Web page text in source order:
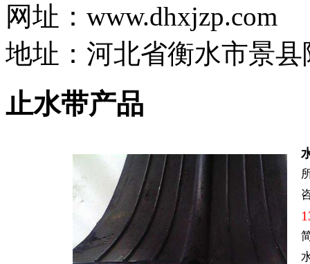
网址：www.dhxjzp.com
地址：河北省衡水市景
止水带产品